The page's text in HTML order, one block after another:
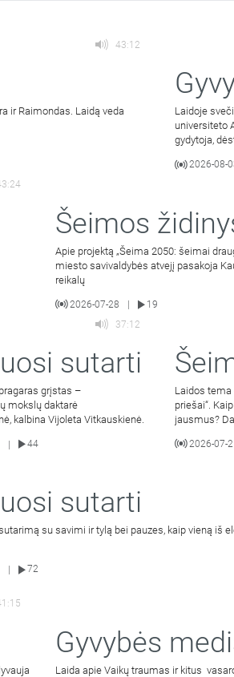
43:12
ir Raimondas. Laidą veda
Laidoje
universiteto
gydytoja,
2026-08-
Šeimos
Apie projektą „Šeima 2050: šeimai
miesto savivaldybės atvejį pasakoja
reikalų
2026-07-28
19
37:12
sutarti
grįstas –
mokslų daktarė
kalbina Vijoleta Vitkauskienė.
| 44
Laidos tema
priešai“.
jausmus?
2026-07-
sutarti
su savimi ir tylą bei pauzes, kaip vieną iš
72
Gyvybės
Laida apie Vaikų traumas ir kitus